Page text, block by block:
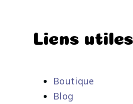
Liens utiles
Boutique
Blog